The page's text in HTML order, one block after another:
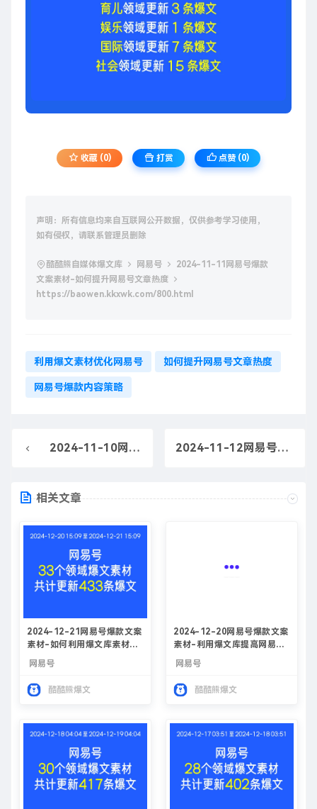
收藏 (0) 打赏 点赞 (0)
声明：所有信息均来自互联网公开数据，仅供参考学习使用，
如有侵权，请联系管理员删除
酷酷熊自媒体爆文库 网易号
2024-11-11网易号爆款
文案素材-如何提升网易号文章热度
https://baowen.kkxwk.com/800.html
利用爆文素材优化网易号 如何提升网易号文章热度
网易号爆款内容策略
2024-11-10网易号爆款文案素材-如何利用爆文库素材提升网易号文案质量 2024-11-12网易号爆款文案素材-网易号如何借助爆文库素材出爆款
相关文章
2024-12-21网易号爆款文案
素材-如何利用爆文库素材提
升网易号创作收益
网易号
酷酷熊爆文
2024-12-20网易号爆款文案
素材-利用爆文库提高网易号
收益
网易号
酷酷熊爆文